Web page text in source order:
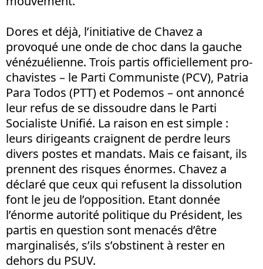
Dores et déjà, l’initiative de Chavez a
provoqué une onde de choc dans la gauche
vénézuélienne. Trois partis officiellement pro-
chavistes – le Parti Communiste (PCV), Patria
Para Todos (PTT) et Podemos – ont annoncé
leur refus de se dissoudre dans le Parti
Socialiste Unifié. La raison en est simple :
leurs dirigeants craignent de perdre leurs
divers postes et mandats. Mais ce faisant, ils
prennent des risques énormes. Chavez a
déclaré que ceux qui refusent la dissolution
font le jeu de l’opposition. Etant donnée
l’énorme autorité politique du Président, les
partis en question sont menacés d’être
marginalisés, s’ils s’obstinent à rester en
dehors du PSUV.